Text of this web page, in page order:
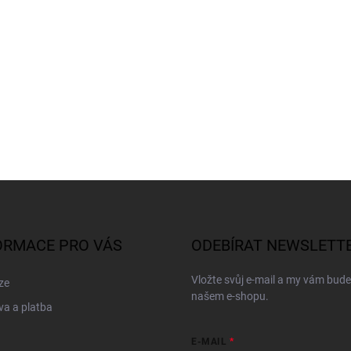
PRO VÁS
a platba
ODEBÍRAT
Vložte svůj e-mail a my vám
našem e-shopu.
E-MAIL